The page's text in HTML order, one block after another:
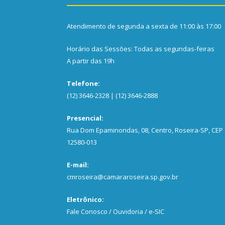
Atendimento de segunda a sexta de 11:00 às 17:00
Horário das Sessões: Todas as segundas-feiras
A partir das 19h
Telefone:
(12) 3646-2328 | (12) 3646-2888
Presencial:
Rua Dom Epaminondas, 08, Centro, Roseira-SP, CEP
12580-013
E-mail:
cmroseira@camararoseira.sp.gov.br
Eletrônico:
Fale Conosco / Ouvidoria / e-SIC